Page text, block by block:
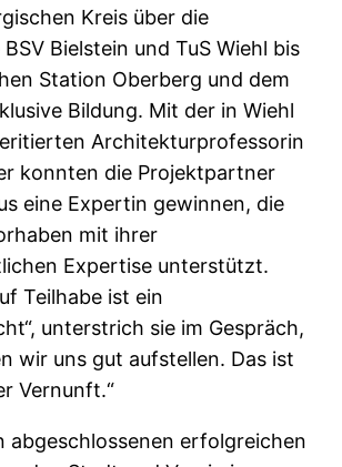
Kreis über die
Bielstein und TuS Wiehl bis
Station Oberberg und dem
Bildung. Mit der in Wiehl
Architekturprofessorin
konnten die Projektpartner
eine Expertin gewinnen, die
mit ihrer
Expertise unterstützt.
Teilhabe ist ein
unterstrich sie im Gespräch,
wir uns gut aufstellen. Das ist
Vernunft.“
abgeschlossenen erfolgreichen